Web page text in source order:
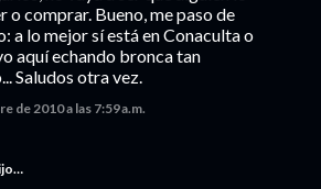
o comprar. Bueno, me paso de
a lo mejor sí está en Conaculta o
aquí echando bronca tan
Saludos otra vez.
de 2010 a las 7:59 a.m.